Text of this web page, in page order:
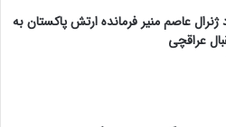
ژنرال عاصم منیر فرمانده ارتش پاکستان به
عراقچی